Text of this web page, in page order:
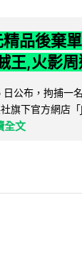
品後棄
王,火影
公布，拘捕一
旗下官方網店「
全文